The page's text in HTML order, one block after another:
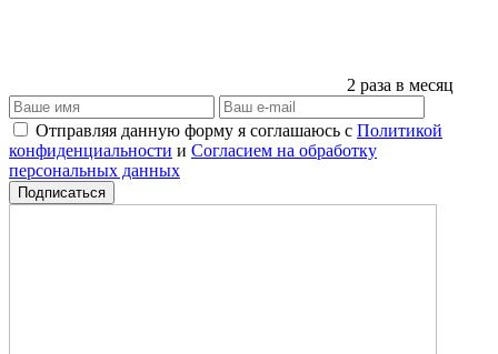
2 раза в месяц
Отправляя данную форму я соглашаюсь с Политикой
конфиденциальности и Согласием на обработку
персональных данных
Подписаться